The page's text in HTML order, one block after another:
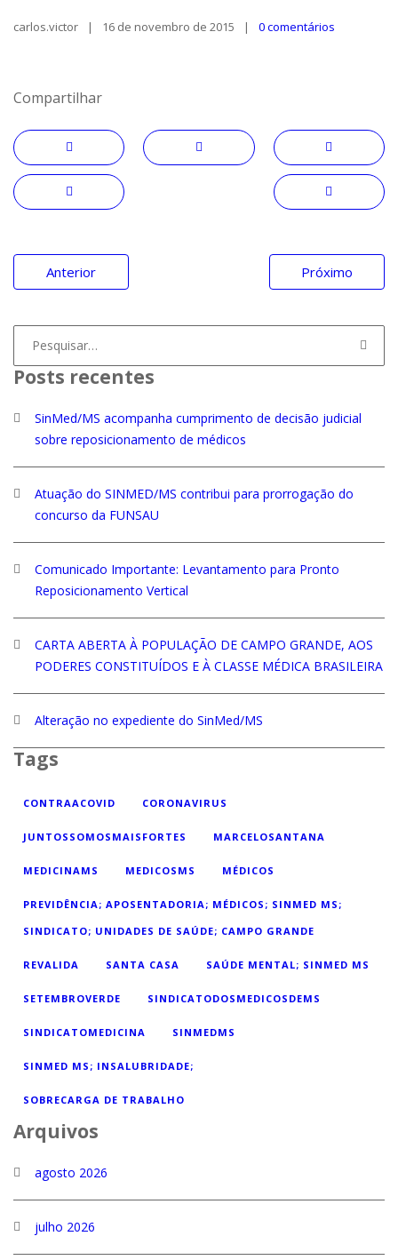
carlos.victor 16 de novembro de 2015 0 comentários
Compartilhar
Navegação
de
Anterior Próximo
por:
Posts recentes
SinMed/MS acompanha cumprimento de decisão judicial
sobre reposicionamento de médicos
Atuação do SINMED/MS contribui para prorrogação do
concurso da FUNSAU
Comunicado Importante: Levantamento para Pronto
Reposicionamento Vertical
CARTA ABERTA À POPULAÇÃO DE CAMPO GRANDE, AOS
PODERES CONSTITUÍDOS E À CLASSE MÉDICA BRASILEIRA
Alteração no expediente do SinMed/MS
Tags
CONTRAACOVID CORONAVIRUS
JUNTOSSOMOSMAISFORTES MARCELOSANTANA
MEDICINAMS MEDICOSMS MÉDICOS
PREVIDÊNCIA; APOSENTADORIA; MÉDICOS; SINMED MS;
SINDICATO; UNIDADES DE SAÚDE; CAMPO GRANDE
REVALIDA SANTA CASA SAÚDE MENTAL; SINMED MS
SETEMBROVERDE SINDICATODOSMEDICOSDEMS
SINDICATOMEDICINA SINMEDMS
SINMED MS; INSALUBRIDADE;
SOBRECARGA DE TRABALHO
Arquivos
agosto 2026
julho 2026